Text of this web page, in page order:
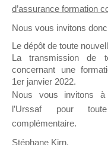
Propositions
Ce groupe
sur lequel il est
ou poser une
NB : Il est
pouvoir
d’assurance formation
Nous vous invitons
Le dépôt de toute
La transmission de
concernant une
1er janvier 2022.
Nous vous invitons
l’Urssaf pour
complémentaire.
Stéphane Kirn,